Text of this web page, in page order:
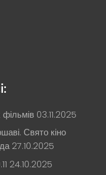
03.11.2025
Свято кіно
27.10.2025
24.10.2025